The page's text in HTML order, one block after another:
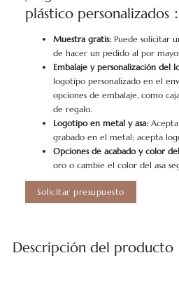
plástico personalizados：
Muestra gratis: Puede solicitar
de hacer un pedido al por
Embalaje y personalización del
logotipo personalizado en el
opciones de embalaje, como
de regalo.
Logotipo en metal y asa:
grabado en el metal; acepta
Opciones de acabado y color
oro o cambie el color del asa
Solicitar presupuesto
Descripción del producto